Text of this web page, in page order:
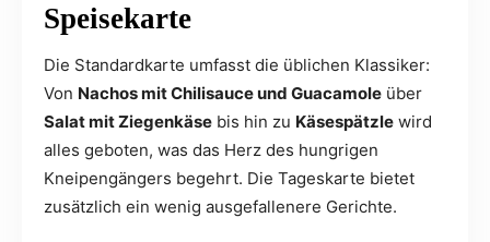
Speisekarte
Die Standardkarte umfasst die üblichen Klassiker:
Von Nachos mit Chilisauce und Guacamole über
Salat mit Ziegenkäse bis hin zu Käsespätzle wird
alles geboten, was das Herz des hungrigen
Kneipengängers begehrt. Die Tageskarte bietet
zusätzlich ein wenig ausgefallenere Gerichte.